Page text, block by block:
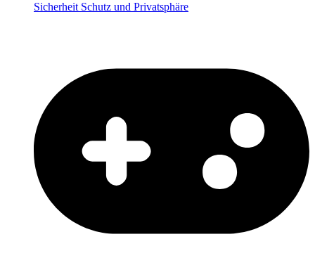
Sicherheit Schutz und Privatsphäre